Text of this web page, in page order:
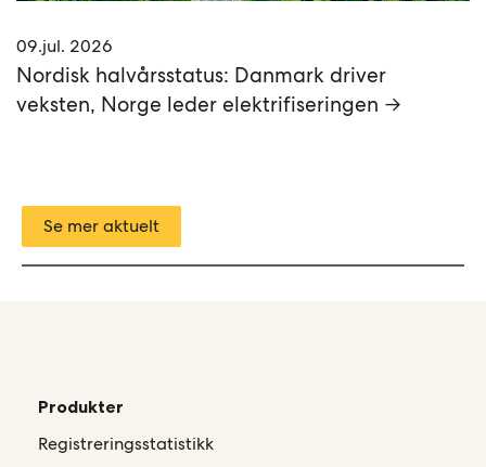
09.jul. 2026
Nordisk halvårsstatus: Danmark driver
veksten, Norge leder elektrifiseringen →
Se mer aktuelt
Produkter
Registreringsstatistikk